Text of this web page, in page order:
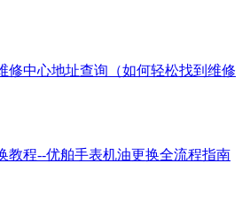
修中心地址查询（如何轻松找到维修
教程--优舶手表机油更换全流程指南